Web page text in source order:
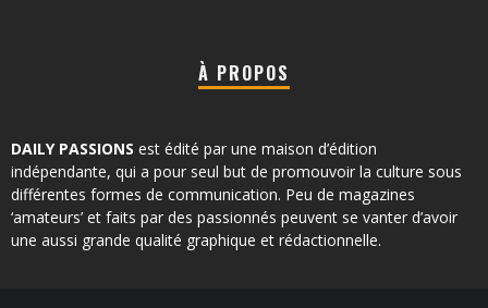
À PROPOS
DAILY PASSIONS est édité par une maison d’édition
indépendante, qui a pour seul but de promouvoir la culture sous
différentes formes de communication. Peu de magazines
‘amateurs’ et faits par des passionnés peuvent se vanter d’avoir
une aussi grande qualité graphique et rédactionnelle.